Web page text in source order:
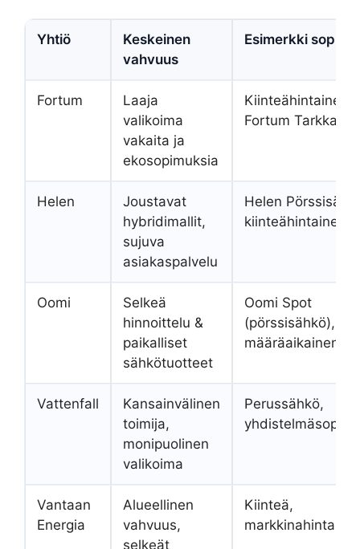
Yhtiö
Keskeinen
vahvuus
Esimerkki
Fortum
Laaja
valikoima
vakaita ja
ekosopimuksia
Kiinteähintainen,
Fortum Tarkka
Helen
Joustavat
hybridimallit,
sujuva
asiakaspalvelu
Helen
kiinteähintainen
Oomi
Selkeä
hinnoittelu &
paikalliset
sähkötuotteet
Oomi Spot
(pörssisähkö),
määräaikainen
Vattenfall
Kansainvälinen
toimija,
monipuolinen
valikoima
Perussähkö,
Vantaan
Energia
Alueellinen
vahvuus,
selkeät
Kiinteä,
markkinahinta